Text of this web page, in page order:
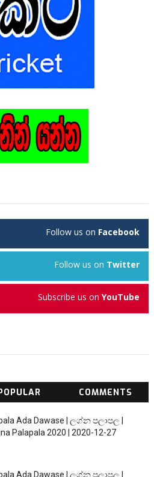
Follow us on Facebook
Follow us on Twitter
Subscribe us onYouTube
COMMENTS
Ada Dawase | ලග්න පලාපල |
Palapala 2020 | 2020-12-27
Ada Dawase | ලග්න පලාපල |